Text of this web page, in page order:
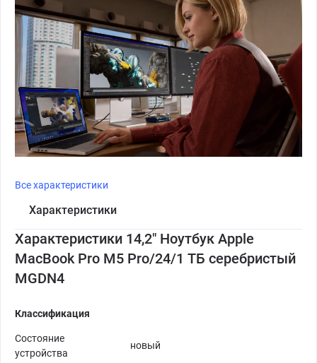
Все характеристики
Характеристики
Характеристики 14,2" Ноутбук Apple
MacBook Pro M5 Pro/24/1 ТБ серебристый
MGDN4
Классификация
Состояние
устройства
новый